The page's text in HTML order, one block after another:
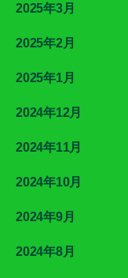
2025年3月
2025年2月
2025年1月
2024年12月
2024年11月
2024年10月
2024年9月
2024年8月